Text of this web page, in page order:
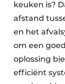
keuken is?
afstand
en het
om een
oplossing
efficiënt